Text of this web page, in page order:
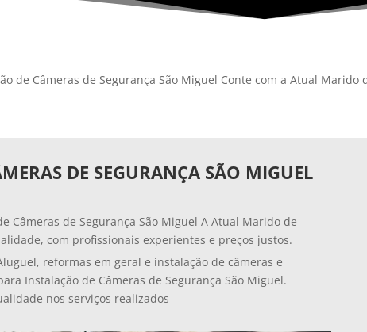
de Câmeras de Segurança São Miguel Conte com a Atual Marido
DE SEGURANÇA SÃO MIGUEL
Câmeras de Segurança São Miguel A Atual Marido de
com profissionais experientes e preços justos.
reformas em geral e instalação de câmeras e
Instalação de Câmeras de Segurança São Miguel.
nos serviços realizados